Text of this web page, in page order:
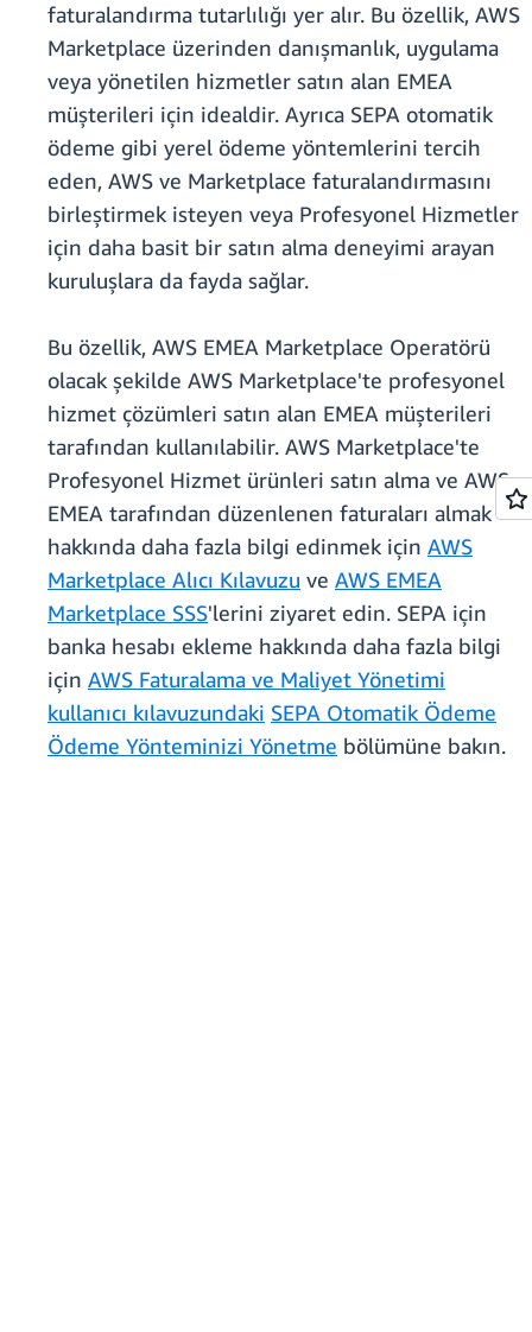
faturalandırma tutarlılığı yer alır. Bu özellik, AWS
Marketplace üzerinden danışmanlık, uygulama
veya yönetilen hizmetler satın alan EMEA
müşterileri için idealdir. Ayrıca SEPA otomatik
ödeme gibi yerel ödeme yöntemlerini tercih
eden, AWS ve Marketplace faturalandırmasını
birleştirmek isteyen veya Profesyonel Hizmetler
için daha basit bir satın alma deneyimi arayan
kuruluşlara da fayda sağlar.
Bu özellik, AWS EMEA Marketplace Operatörü
olacak şekilde AWS Marketplace'te profesyonel
hizmet çözümleri satın alan EMEA müşterileri
tarafından kullanılabilir. AWS Marketplace'te
Profesyonel Hizmet ürünleri satın alma ve AWS
EMEA tarafından düzenlenen faturaları almak
hakkında daha fazla bilgi edinmek için AWS
Marketplace Alıcı Kılavuzu ve AWS EMEA
Marketplace SSS'lerini ziyaret edin. SEPA için
banka hesabı ekleme hakkında daha fazla bilgi
için AWS Faturalama ve Maliyet Yönetimi
kullanıcı kılavuzundaki SEPA Otomatik Ödeme
Ödeme Yönteminizi Yönetme bölümüne bakın.